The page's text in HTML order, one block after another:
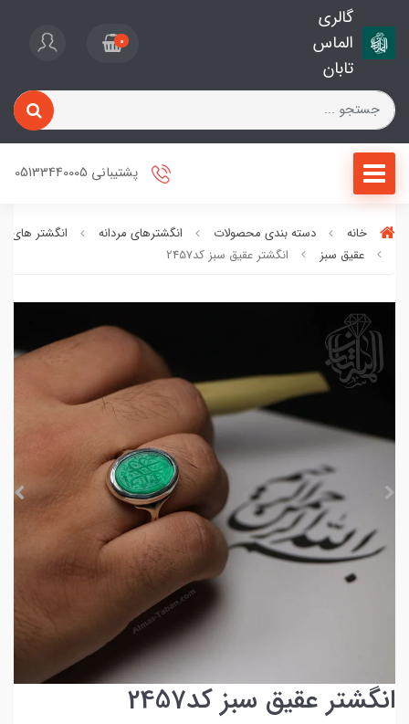
گالری
الماس
تابان
0
پشتیبانی 05133440005
خانه دسته بندی محصولات انگشترهای مردانه
انگشتر های
عقیق سبز
انگشتر عقیق سبز کد2457
انگشتر عقیق سبز کد2457